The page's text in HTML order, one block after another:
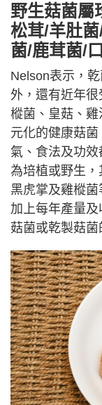
野生菇菌屬
松茸/羊肚
菌/鹿茸菌/
Nelson表示，
外，還有近年
樅菌、皇菇、
元化的健康菇
氣、食法及功
為培植或野生，
黑虎掌及雞樅菌
加上每年產量
菇菌或乾製菇菌